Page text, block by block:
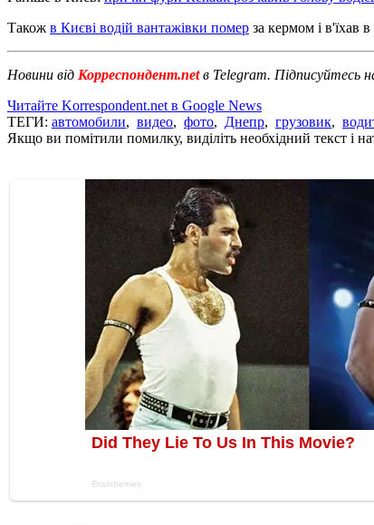
Також в Києві водій вантажівки помер за кермом і в'їхав
Новини від Корреспондент.netв Telegram. Підписуйтесь
Читайте Korrespondent.net в Google News
ТЕГИ: автомобили, видео, фото, Днепр, грузовик,
Якщо ви помітили помилку, виділіть необхідний текст і